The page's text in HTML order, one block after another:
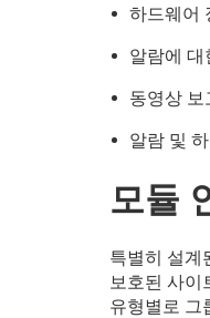
하드웨어
알람에 대
동영상 보
알람 및
모듈
특별히 설계
보호된 사이
유형별로 그